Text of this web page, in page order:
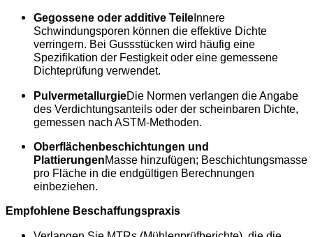
Gegossene oder additive TeileInnere
Schwindungsporen können die effektive Dichte
verringern. Bei Gussstücken wird häufig eine
Spezifikation der Festigkeit oder eine gemessene
Dichteprüfung verwendet.
PulvermetallurgieDie Normen verlangen die Angabe
des Verdichtungsanteils oder der scheinbaren Dichte,
gemessen nach ASTM-Methoden.
Oberflächenbeschichtungen und
PlattierungenMasse hinzufügen; Beschichtungsmasse
pro Fläche in die endgültigen Berechnungen
einbeziehen.
Empfohlene Beschaffungspraxis